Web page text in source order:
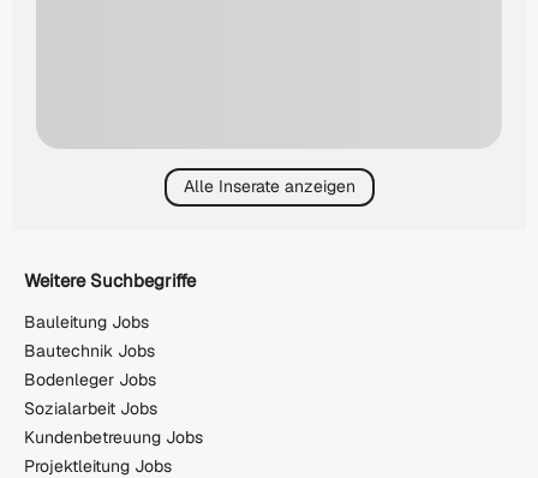
Alle Inserate anzeigen
Weitere Suchbegriffe
Bauleitung Jobs
Bautechnik Jobs
Bodenleger Jobs
Sozialarbeit Jobs
Kundenbetreuung Jobs
Projektleitung Jobs